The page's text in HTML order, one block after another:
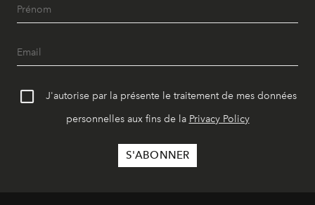
J'autorise par la présente le traitement de mes données
personnelles aux fins de la Privacy Policy